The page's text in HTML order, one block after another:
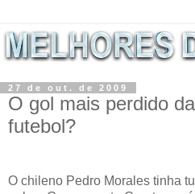
27 de out. de 2009
O gol mais perdido
futebol?
O chileno Pedro Morales tinha